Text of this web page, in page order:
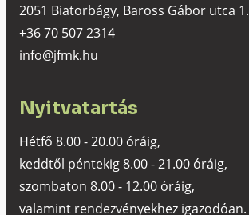
2051 Biatorbágy, Baross Gábor utca 1.
+36 70 507 2314
info@jfmk.hu
Nyitvatartás
Hétfő 8.00 - 20.00 óráig,
keddtől péntekig 8.00 - 21.00 óráig,
szombaton 8.00 - 12.00 óráig,
valamint rendezvényekhez igazodóan.